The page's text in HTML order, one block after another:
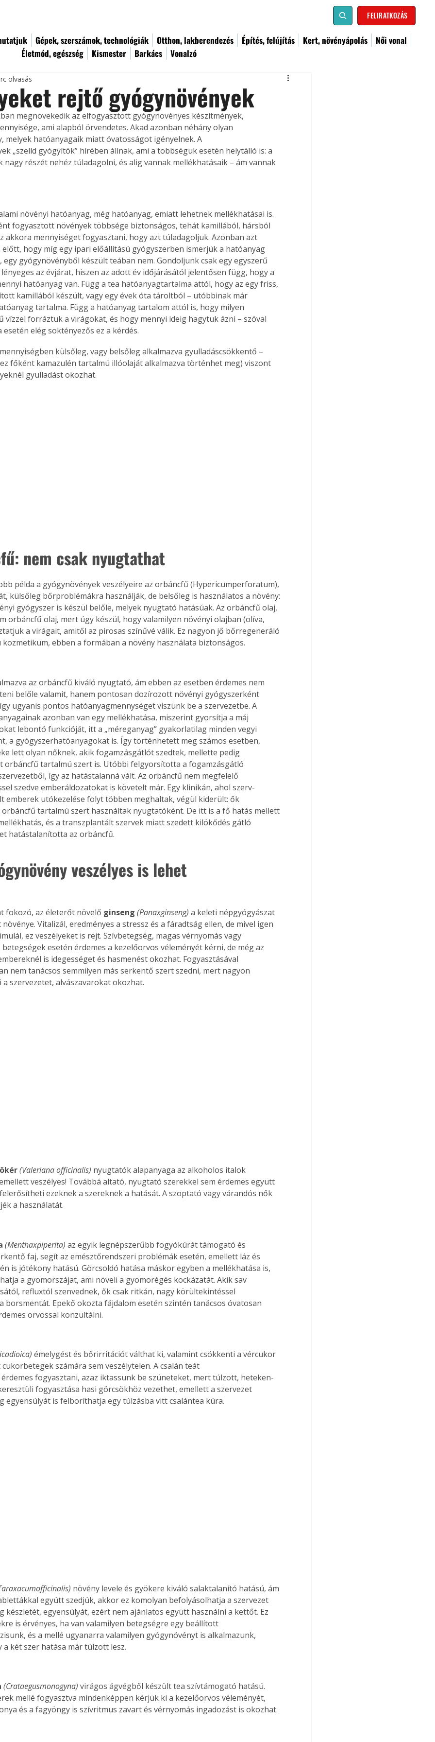
FELIRATKOZÁS
Gépek, szerszámok, technológiák Otthon, lakberendezés Építés, felújítás Kert, növényápolás
Női vonal
Életmód, egészség
Kismester Barkács Vonalzó
az
Old
új,
Együtt jobban megéri!
Bővebb információ itt!
Együtt jobban megéri! A
könyvek tetszőleges
párosítással kedvezményes
áron, 0 Ft postaköltséggel
megrendelhetők!
rejtő gyógynövények
olvasás
megnövekedik az elfogyasztott gyógynövényes készítmények,
ami alapból örvendetes. Akad azonban néhány olyan
melyek hatóanyagaik miatt óvatosságot igényelnek. A
„szelíd gyógyítók” hírében állnak, ami a többségük esetén helytálló is: a
nagy részét nehéz túladagolni, és alig vannak mellékhatásaik – ám vannak
növényi hatóanyag, még hatóanyag, emiatt lehetnek mellékhatásai is.
fogyasztott növények többsége biztonságos, tehát kamillából, hársból
akkora mennyiséget fogyasztani, hogy azt túladagoljuk. Azonban azt
hogy míg egy ipari előállítású gyógyszerben ismerjük a hatóanyag
egy gyógynövényből készült teában nem. Gondoljunk csak egy egyszerű
az évjárat, hiszen az adott év időjárásától jelentősen függ, hogy a
hatóanyag van. Függ a tea hatóanyagtartalma attól, hogy az egy friss,
kamillából készült, vagy egy évek óta tároltból – utóbbinak már
tartalma. Függ a hatóanyag tartalom attól is, hogy milyen
vízzel forráztuk a virágokat, és hogy mennyi ideig hagytuk ázni – szóval
esetén elég soktényezős ez a kérdés.
külsőleg, vagy belsőleg alkalmazva gyulladáscsökkentő –
főként kamazulén tartalmú illóolaját alkalmazva történhet meg) viszont
gyulladást okozhat.
nem csak nyugtathat
példa a gyógynövények veszélyeire az orbáncfű (Hypericumperforatum),
külsőleg bőrproblémákra használják, de belsőleg is használatos a növény:
gyógyszer is készül belőle, melyek nyugtató hatásúak. Az orbáncfű olaj,
orbáncfű olaj, mert úgy készül, hogy valamilyen növényi olajban (olíva,
a virágait, amitől az pirosas színűvé válik. Ez nagyon jő bőrregeneráló
ebben a formában a növény használata biztonságos.
az orbáncfű kiváló nyugtató, ám ebben az esetben érdemes nem
belőle valamit, hanem pontosan dozírozott növényi gyógyszerként
ugyanis pontos hatóanyagmennységet viszünk be a szervezetbe. A
azonban van egy mellékhatása, miszerint gyorsítja a máj
lebontó funkcióját, itt a „méreganyag” gyakorlatilag minden vegyi
a gyógyszerhatóanyagokat is. Így történhetett meg számos esetben,
lett olyan nőknek, akik fogamzásgátlót szedtek, mellette pedig
orbáncfű tartalmú szert is. Utóbbi felgyorsította a fogamzásgátló
így az hatástalanná vált. Az orbáncfű nem megfelelő
szedve emberáldozatokat is követelt már. Egy klinikán, ahol szerv-
emberek utókezelése folyt többen meghaltak, végül kiderült: ők
orbáncfű tartalmú szert használtak nyugtatóként. De itt is a fő hatás mellett
és a transzplantált szervek miatt szedett kilökődés gátló
hatástalanította az orbáncfű.
veszélyes is lehet
fokozó, az életerőt növelő ginseng (Panaxginseng) a keleti népgyógyászat
Vitalizál, eredményes a stressz és a fáradtság ellen, de mivel igen
ez veszélyeket is rejt. Szívbetegség, magas vérnyomás vagy
esetén érdemes a kezelőorvos véleményét kérni, de még az
is idegességet és hasmenést okozhat. Fogyasztásával
nem tanácsos semmilyen más serkentő szert szedni, mert nagyon
szervezetet, alvászavarokat okozhat.
(Valeriana officinalis) nyugtatók alapanyaga az alkoholos italok
veszélyes! Továbbá altató, nyugtató szerekkel sem érdemes együtt
ezeknek a szereknek a hatását. A szoptató vagy várandós nők
a használatát.
(Menthaxpiperita) az egyik legnépszerűbb fogyókúrát támogató és
faj, segít az emésztőrendszeri problémák esetén, emellett láz és
is jótékony hatású. Görcsoldó hatása máskor egyben a mellékhatása is,
a gyomorszájat, ami növeli a gyomorégés kockázatát. Akik sav
refluxtól szenvednek, ők csak ritkán, nagy körültekintéssel
borsmentát. Epekő okozta fájdalom esetén szintén tanácsos óvatosan
orvossal konzultálni.
émelygést és bőrirritációt válthat ki, valamint csökkenti a vércukor
számára sem veszélytelen. A csalán teát
érdemes fogyasztani, azaz iktassunk be szüneteket, mert túlzott, heteken-
fogyasztása hasi görcsökhöz vezethet, emellett a szervezet
egyensúlyát is felboríthatja egy túlzásba vitt csalántea kúra.
növény levele és gyökere kiváló salaktalanító hatású, ám
együtt szedjük, akkor ez komolyan befolyásolhatja a szervezet
készletét, egyensúlyát, ezért nem ajánlatos együtt használni a kettőt. Ez
is érvényes, ha van valamilyen betegségre egy beállított
és a mellé ugyanarra valamilyen gyógynövényt is alkalmazunk,
a két szer hatása már túlzott lesz.
(Crataegusmonogyna) virágos ágvégből készült tea szívtámogató hatású.
mellé fogyasztva mindenképpen kérjük ki a kezelőorvos véleményét,
és a fagyöngy is szívritmus zavart és vérnyomás ingadozást is okozhat.